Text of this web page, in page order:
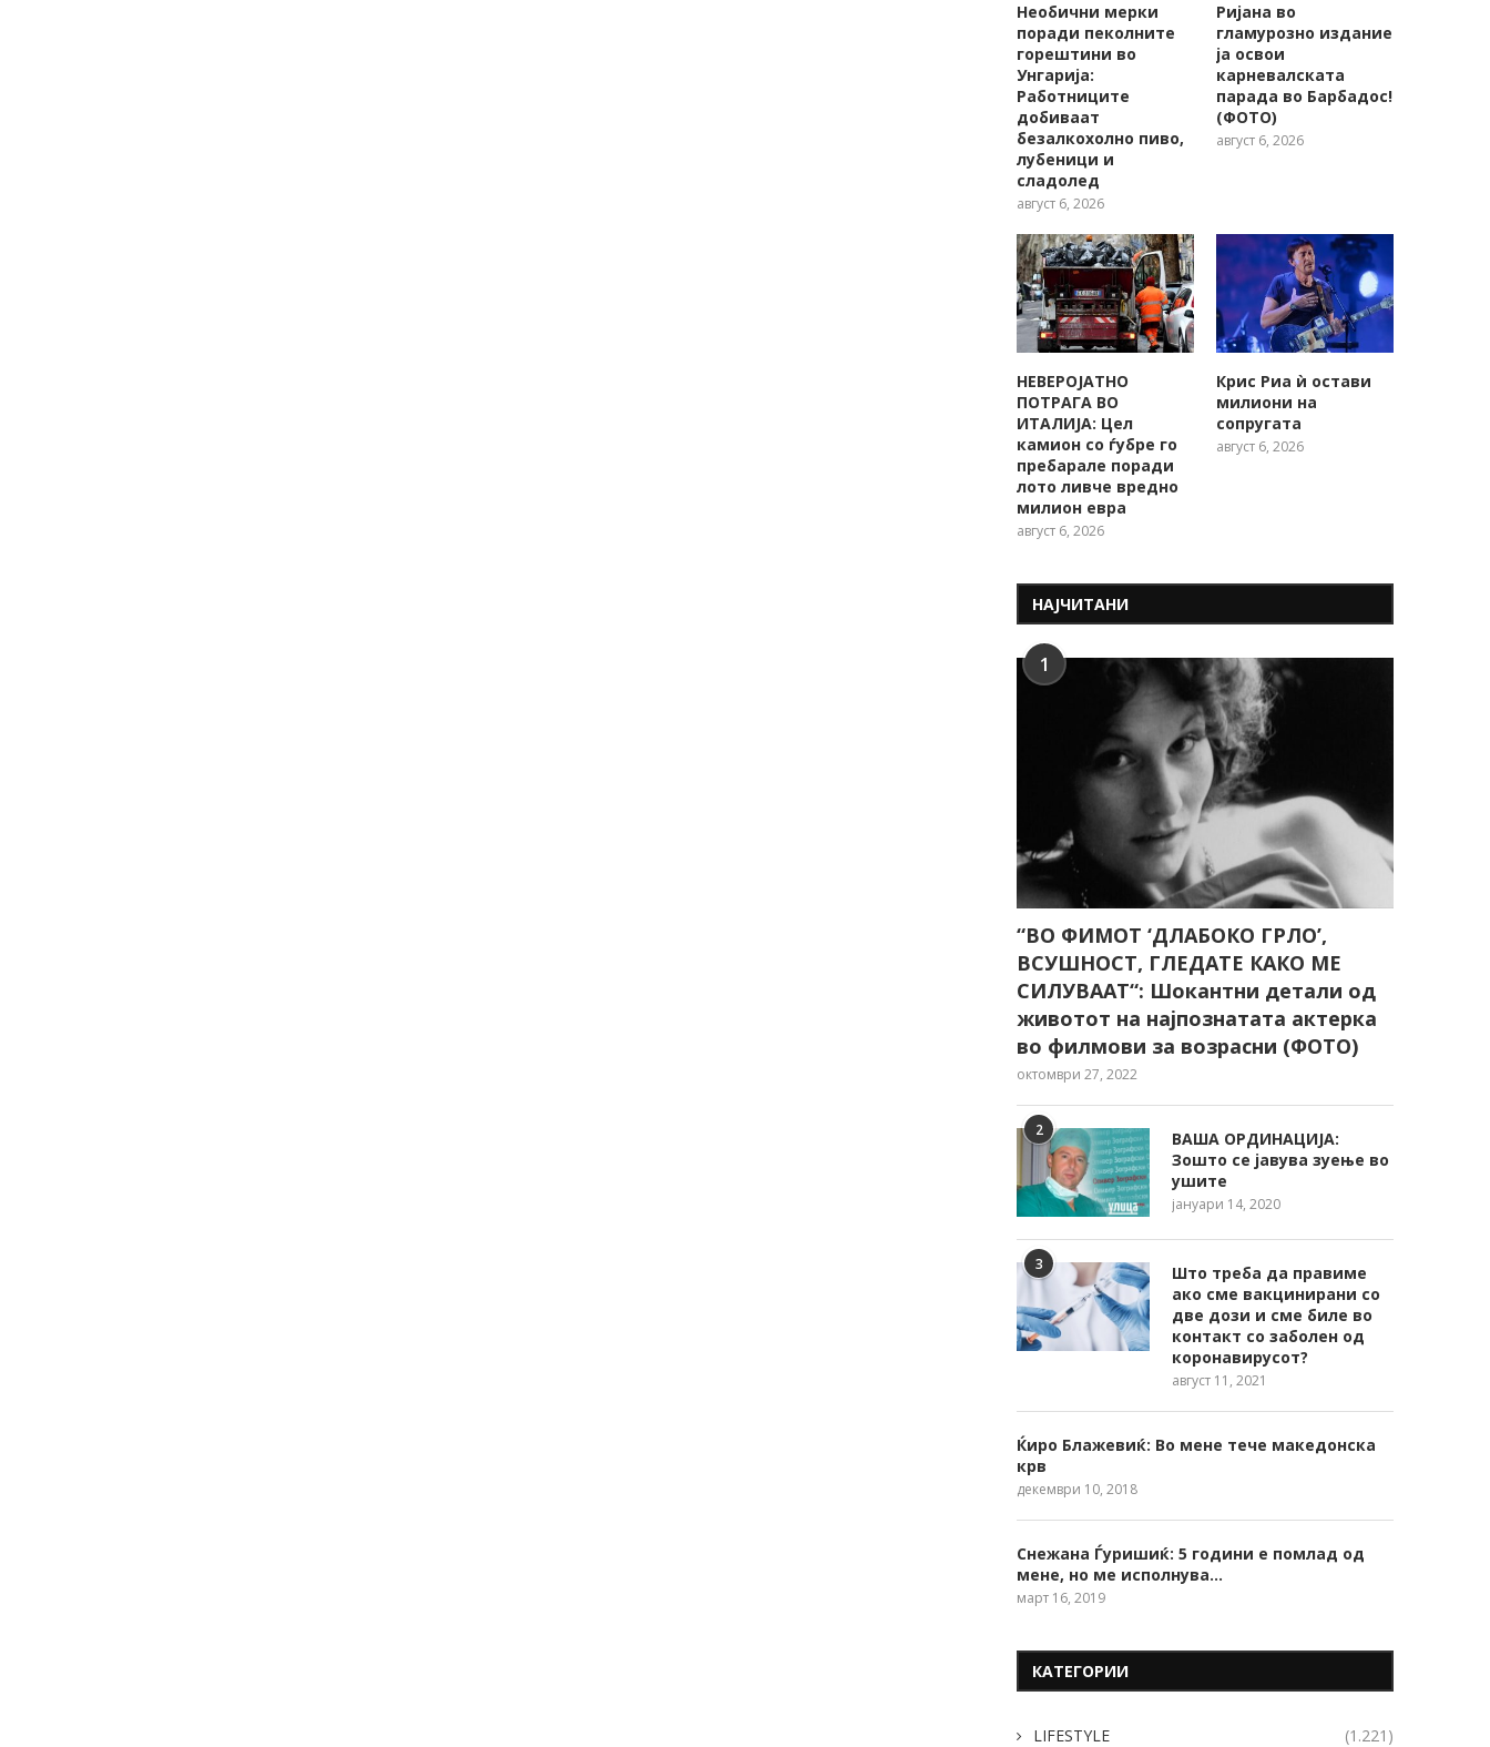
Необични мерки
поради пеколните
горештини во
Унгарија:
Работниците
добиваат
безалкохолно пиво,
лубеници и
сладолед
август 6, 2026
Ријана во
гламурозно издание
ја освои
карневалската
парада во Барбадос!
(ФОТО)
август 6, 2026
НЕВЕРОЈАТНО
ПОТРАГА ВО
ИТАЛИЈА: Цел
камион со ѓубре го
пребарале поради
лото ливче вредно
милион евра
август 6, 2026
Крис Риа ѝ остави
милиони на
сопругата
август 6, 2026
НАЈЧИТАНИ
1
“ВО ФИМОТ ‘ДЛАБОКО ГРЛО’,
ВСУШНОСТ, ГЛЕДАТЕ КАКО МЕ
СИЛУВААТ“: Шокантни детали од
животот на најпознатата актерка
во филмови за возрасни (ФОТО)
октомври 27, 2022
2
ВАША ОРДИНАЦИЈА:
Зошто се јавува зуење во
ушите
јануари 14, 2020
3
Што треба да правиме
ако сме вакцинирани со
две дози и сме биле во
контакт со заболен од
коронавирусот?
август 11, 2021
Ќиро Блажевиќ: Во мене тече македонска
крв
декември 10, 2018
Снежана Ѓуришиќ: 5 години е помлад од
мене, но ме исполнува…
март 16, 2019
КАТЕГОРИИ
LIFESTYLE (1.221)